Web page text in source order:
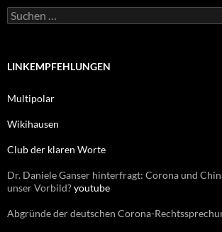
r
S
u
e
a
h
LINKEMPFEHLUNGEN
Multipolar
Wikihausen
Club der klaren Worte
Dr. Daniele Ganser hinterfragt: Corona und
unser Vorbild?youtube
Abgründe der deutschen Corona-